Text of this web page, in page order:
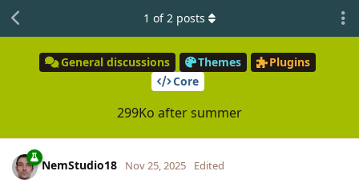
General discussions Themes
Plugins
Core
299Ko after summer
1 of2 posts
NemStudio18 Nov 25, 2025 Edited